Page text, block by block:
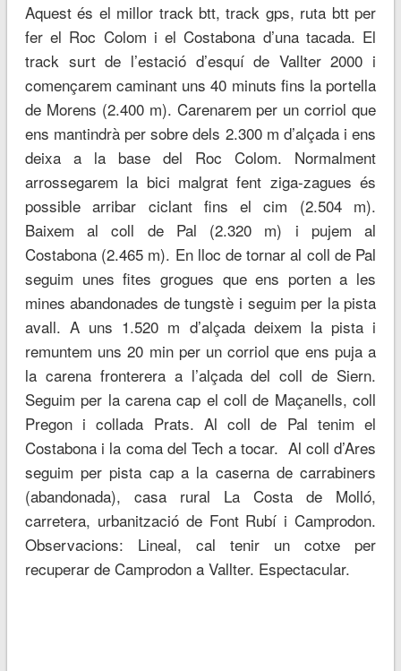
Aquest és el millor track btt, track gps, ruta btt per
fer el Roc Colom i el Costabona d’una tacada. El
track surt de l’estació d’esquí de Vallter 2000 i
començarem caminant uns 40 minuts fins la portella
de Morens (2.400 m). Carenarem per un corriol que
ens mantindrà per sobre dels 2.300 m d’alçada i ens
deixa a la base del Roc Colom. Normalment
arrossegarem la bici malgrat fent ziga-zagues és
possible arribar ciclant fins el cim (2.504 m).
Baixem al coll de Pal (2.320 m) i pujem al
Costabona (2.465 m). En lloc de tornar al coll de Pal
seguim unes fites grogues que ens porten a les
mines abandonades de tungstè i seguim per la pista
avall. A uns 1.520 m d’alçada deixem la pista i
remuntem uns 20 min per un corriol que ens puja a
la carena fronterera a l’alçada del coll de Siern.
Seguim per la carena cap el coll de Maçanells, coll
Pregon i collada Prats. Al coll de Pal tenim el
Costabona i la coma del Tech a tocar. Al coll d’Ares
seguim per pista cap a la caserna de carrabiners
(abandonada), casa rural La Costa de Molló,
carretera, urbanització de Font Rubí i Camprodon.
Observacions: Lineal, cal tenir un cotxe per
recuperar de Camprodon a Vallter. Espectacular.